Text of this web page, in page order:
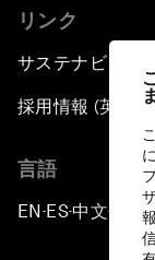
リンク
サステナビリテ
採用情報 (英語の
言語
EN ▪ES▪中文▪ 日本